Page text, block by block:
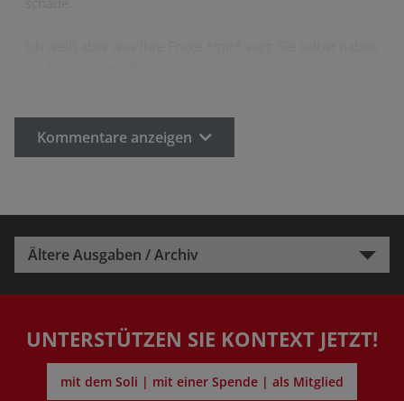
Kommentare anzeigen
Ältere Ausgaben / Archiv
UNTERSTÜTZEN SIE KONTEXT JETZT!
mit dem Soli | mit einer Spende | als Mitglied